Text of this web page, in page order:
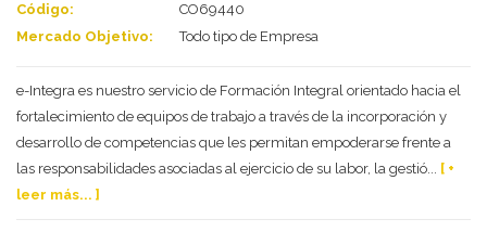
Al enviar este formulario aceptas nuestra
política de tratamiento datos personales.
Código:
CO69440
Mercado Objetivo:
Todo tipo de Empresa
e-Integra es nuestro servicio de Formación Integral orientado hacia el
fortalecimiento de equipos de trabajo a través de la incorporación y
desarrollo de competencias que les permitan empoderarse frente a
las responsabilidades asociadas al ejercicio de su labor, la gestió... [ +
leer más... ]